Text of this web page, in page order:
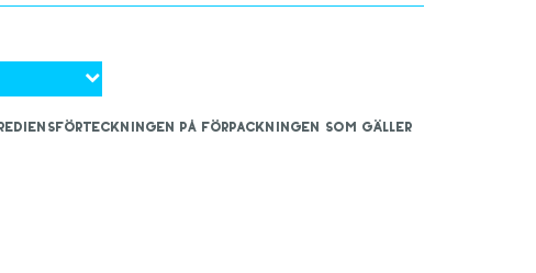
på förpackningen som gäller